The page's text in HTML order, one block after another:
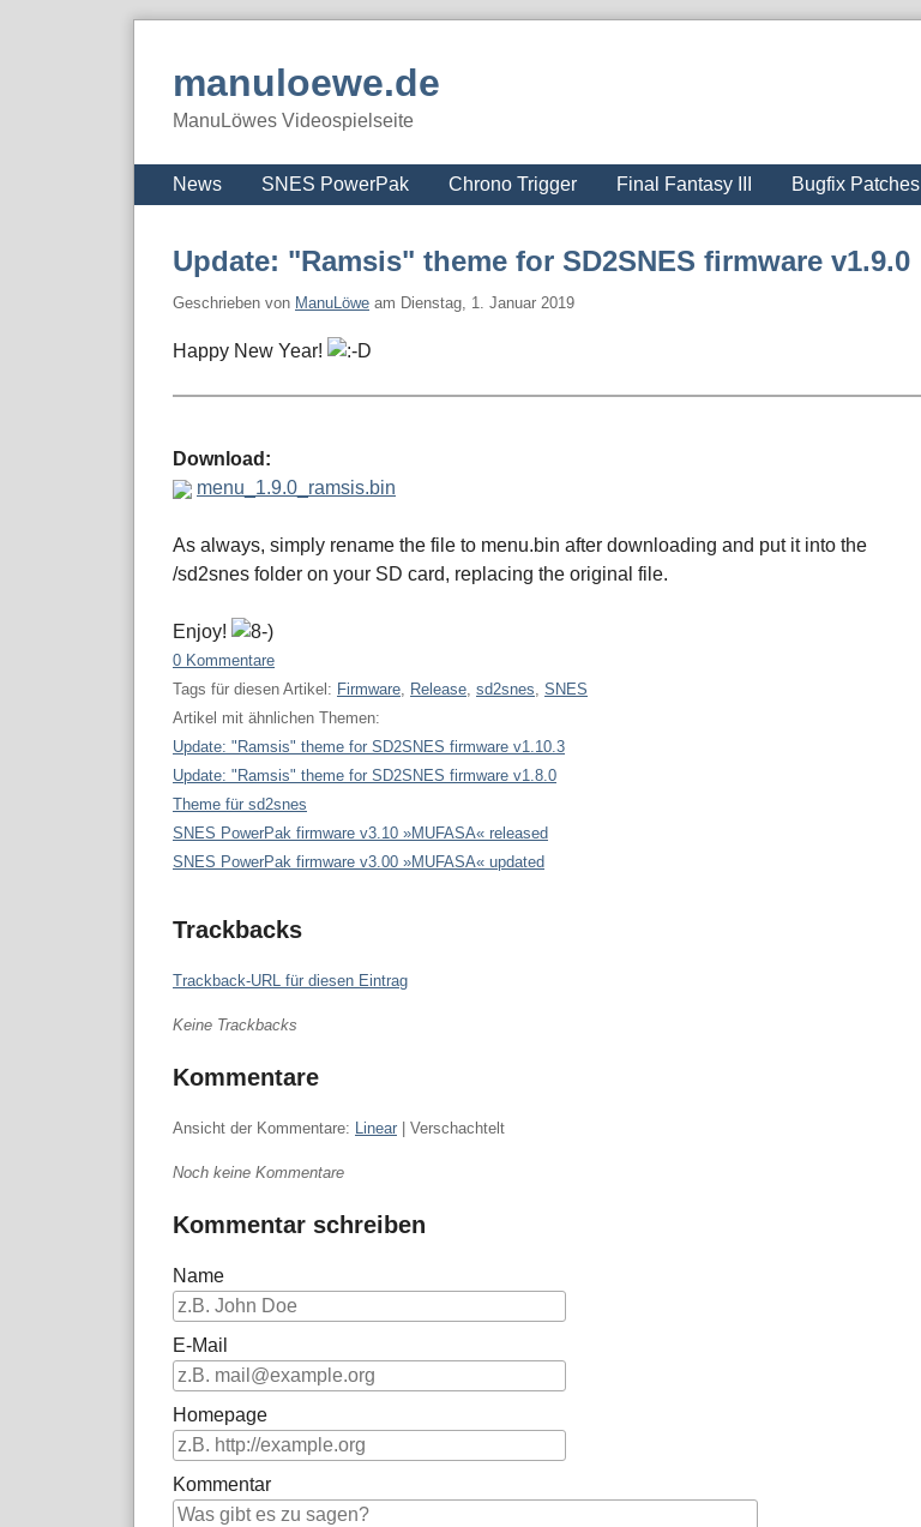
manuloewe.de
ManuLöwes Videospielseite
Navigation
News SNES PowerPak Chrono Trigger Final Fantasy III Bugfix Patches
Update: "Ramsis" theme for SD2SNES firmware v1.9.0
Geschrieben von ManuLöwe am Dienstag, 1. Januar 2019
Happy New Year!
Download:
menu_1.9.0_ramsis.bin
As always, simply rename the file to menu.bin after downloading and put it into the
/sd2snes folder on your SD card, replacing the original file.
Enjoy!
0 Kommentare
Tags für diesen Artikel: Firmware, Release, sd2snes, SNES
Artikel mit ähnlichen Themen:
Update: "Ramsis" theme for SD2SNES firmware v1.10.3
Update: "Ramsis" theme for SD2SNES firmware v1.8.0
Theme für sd2snes
SNES PowerPak firmware v3.10 »MUFASA« released
SNES PowerPak firmware v3.00 »MUFASA« updated
Trackbacks
Trackback-URL für diesen Eintrag
Keine Trackbacks
Kommentare
Ansicht der Kommentare: Linear | Verschachtelt
Noch keine Kommentare
Kommentar schreiben
Name
E-Mail
Homepage
Kommentar